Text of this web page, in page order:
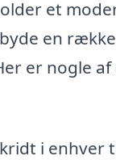
et
en
er nogle
i enhver